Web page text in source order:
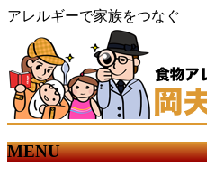
アレルギーで家族をつなぐ
MENU